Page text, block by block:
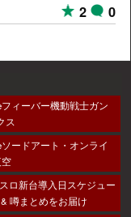
2 0
フィーバー機動戦士ガン
ス
ードアート・オンライ
ロ新台導入日スケジュー
噂まとめをお届け